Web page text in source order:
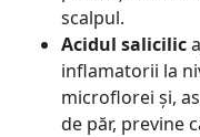
scalpul.
Acidul salicilic
inflamatorii la
microflorei și,
de păr, previne